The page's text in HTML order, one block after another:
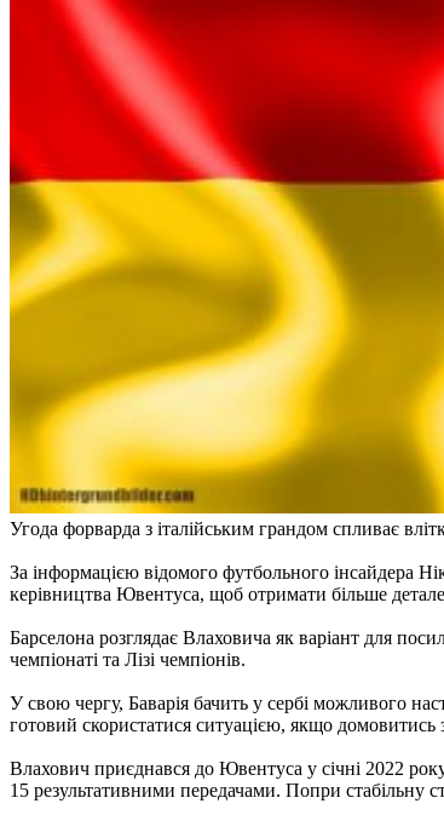
Угода форварда з італійським грандом спливає
За інформацією відомого футбольного інсайдера
керівництва Ювентуса, щоб отримати більше
Барселона розглядає Влаховича як варіант для
чемпіонаті та Лізі чемпіонів.
У свою чергу, Баварія бачить у сербі можливого
готовий скористатися ситуацією, якщо домовитись
Влахович приєднався до Ювентуса у січні 2022
15 результативними передачами. Попри стабільну